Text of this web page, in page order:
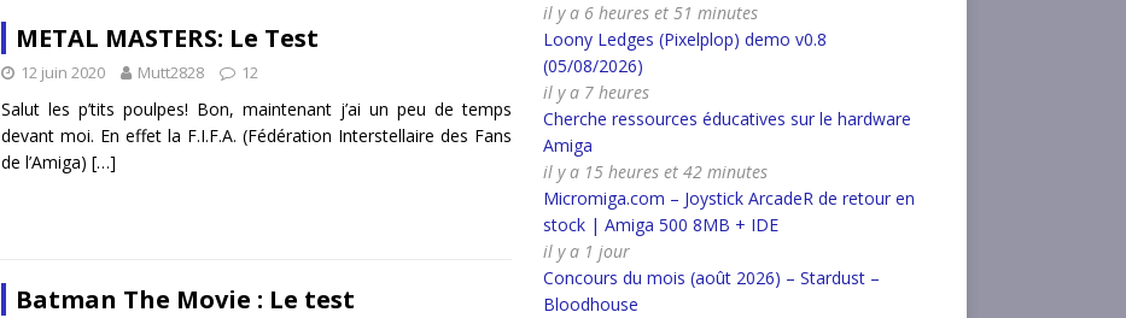
METAL MASTERS: Le Test
12 juin 2020 Mutt2828 12
Salut les p’tits poulpes! Bon, maintenant j’ai un peu de temps
devant moi. En effet la F.I.F.A. (Fédération Interstellaire des Fans
de l’Amiga) […]
Batman The Movie : Le test
il y a 6 heures et 51 minutes
Loony Ledges (Pixelplop) demo v0.8
(05/08/2026)
il y a 7 heures
Cherche ressources éducatives sur le hardware
Amiga
il y a 15 heures et 42 minutes
Micromiga.com – Joystick ArcadeR de retour en
stock | Amiga 500 8MB + IDE
il y a 1 jour
Concours du mois (août 2026) – Stardust –
Bloodhouse